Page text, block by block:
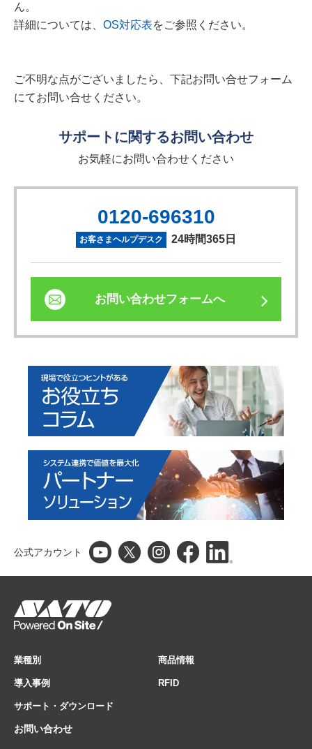
ん。
詳細については、 OS対応表をご参照ください。
ご不明な点がございましたら、下記お問い合せフォーム
にてお問い合せください。
サポートに関するお問い合わせ
お気軽にお問い合わせください
0120-696310
お客さまヘルプデスク 24時間365日
お問い合わせフォームへ
公式アカウント
業種別 商品情報
導入事例 RFID
サポート・ダウンロード
お問い合わせ